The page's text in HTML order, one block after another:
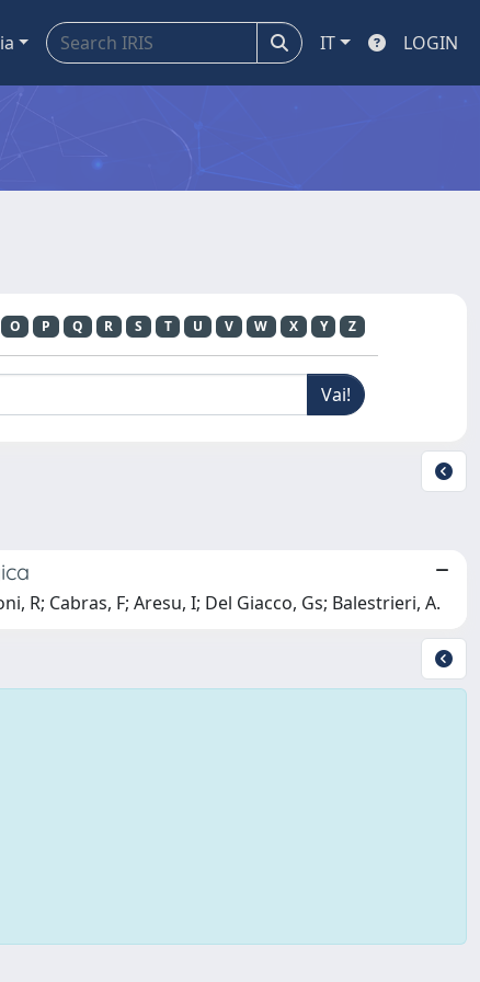
IT LOGIN
O P Q R S T U V W X Y Z
R; Cabras, F; Aresu, I; Del Giacco, Gs; Balestrieri, A.